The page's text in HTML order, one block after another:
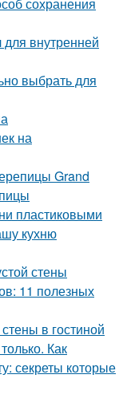
внутренней
выбрать для
на
Grand
пластиковыми
кухню
стены
11 полезных
в гостиной
Как
секреты которые